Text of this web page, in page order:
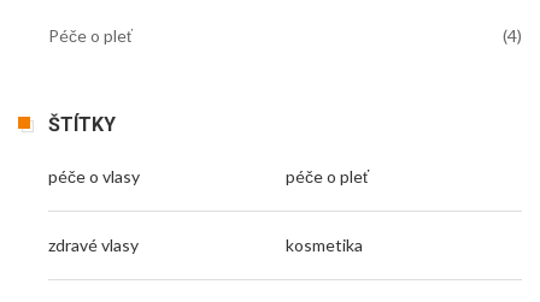
Péče o pleť (4)
ŠTÍTKY
péče o vlasy péče o pleť
zdravé vlasy kosmetika